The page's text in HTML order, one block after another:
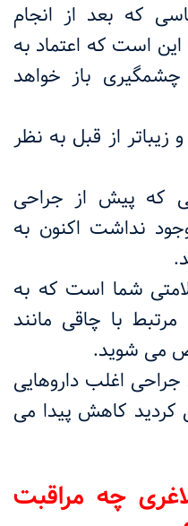
که بعد از انجام
است که اعتماد به
باز خواهد
زیباتر از قبل به نظر
که پیش از جراحی
نداشت اکنون به
.
شما است که به
با چاقی مانند
می شوید.
اغلب داروهایی
کردید کاهش پیدا می
چه مراقبت